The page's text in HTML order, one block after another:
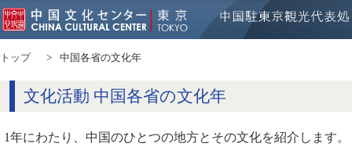
トップ 中国各省の文化年
文化活動 中国各省の文化年
1年にわたり、中国のひとつの地方とその文化を紹介します。